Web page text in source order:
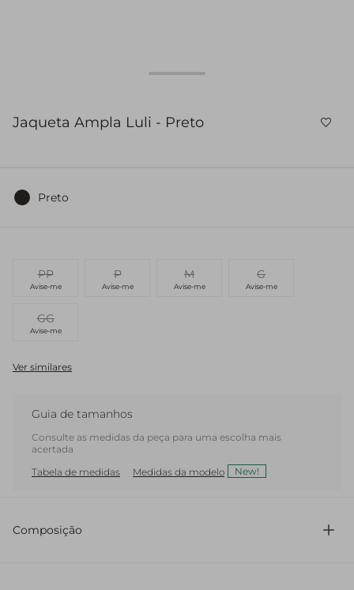
Jaqueta Ampla Luli - Preto
Preto
PP
Avise-me
P
Avise-me
M
Avise-me
G
Avise-me
GG
Avise-me
Ver similares
Guia de tamanhos
Consulte as medidas da peça para uma escolha mais
acertada
Tabela de medidas
Medidas da modelo New!
Composição